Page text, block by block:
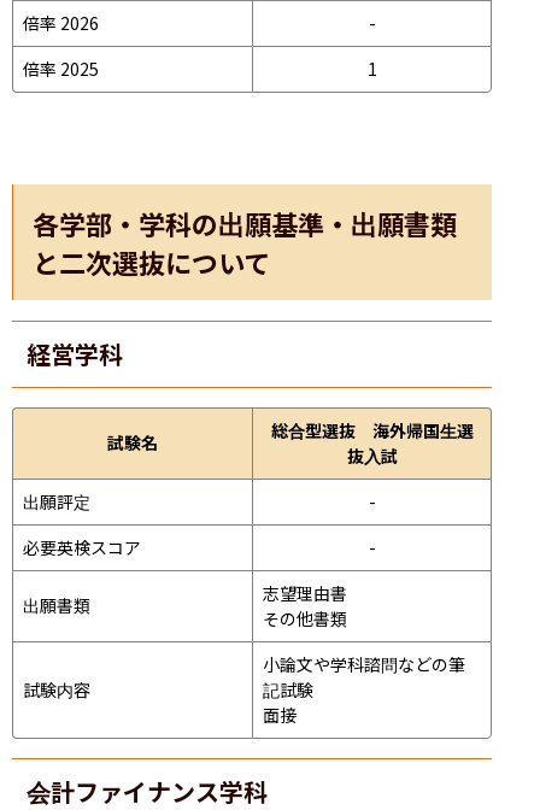
倍率 2026
-
倍率 2025
1
各学部・学科の出願基準・出願書類
と二次選抜について
経営学科
試験名
総合型選抜 海外帰国生選
抜入試
出願評定
-
必要英検スコア
-
出願書類
志望理由書
その他書類
試験内容
小論文や学科諮問などの筆
記試験
面接
会計ファイナンス学科